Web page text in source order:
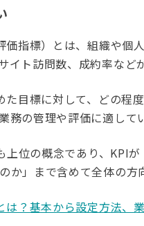
価指標）とは、組織や個
イト訪問数、成約率など
た目標に対して、どの程
務の管理や評価に適して
上位の概念であり、KPI
か」まで含めて全体の方
は？基本から設定方法、